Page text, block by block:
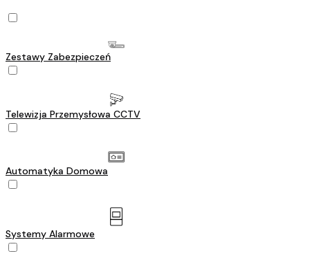
Zestawy Zabezpieczeń
Telewizja Przemysłowa CCTV
Automatyka Domowa
Systemy Alarmowe